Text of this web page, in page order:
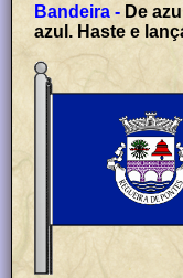
Bandeira - De
azul. Haste e